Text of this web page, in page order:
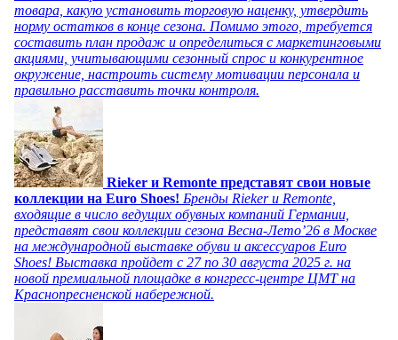
товара, какую установить торговую наценку, утвердить
норму остатков в конце сезона. Помимо этого, требуется
составить план продаж и определиться с маркетинговыми
акциями, учитывающими сезонный спрос и конкурентное
окружение, настроить систему мотивации персонала и
правильно расставить точки контроля.
Rieker и Remonte представят свои новые
коллекции на Euro Shoes! Бренды Rieker и Remonte,
входящие в число ведущих обувных компаний Германии,
представят свои коллекции сезона Весна-Лето’26 в Москве
на международной выставке обуви и аксессуаров Euro
Shoes! Выставка пройдет c 27 по 30 августа 2025 г. на
новой премиальной площадке в конгресс-центре ЦМТ на
Краснопресненской набережной.